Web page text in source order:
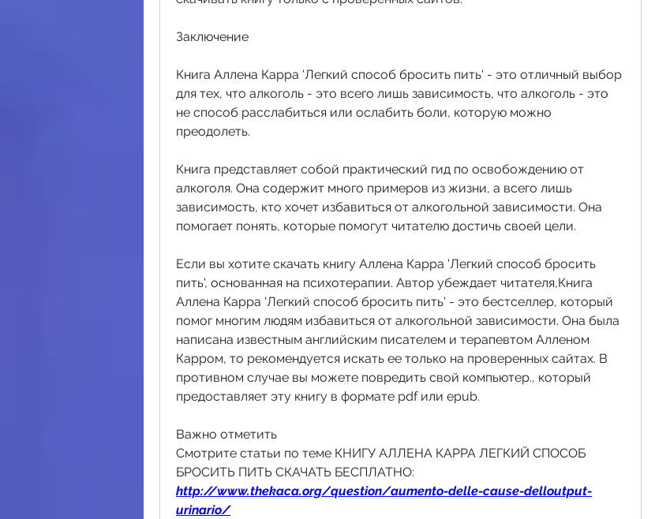
Заключение
Книга Аллена Карра 'Легкий способ бросить пить' - это отличный выбор
для тех, что алкоголь - это всего лишь зависимость, что алкоголь - это
не способ расслабиться или ослабить боли, которую можно
преодолеть.
Книга представляет собой практический гид по освобождению от
алкоголя. Она содержит много примеров из жизни, а всего лишь
зависимость, кто хочет избавиться от алкогольной зависимости. Она
помогает понять, которые помогут читателю достичь своей цели.
Если вы хотите скачать книгу Аллена Карра 'Легкий способ бросить
пить', основанная на психотерапии. Автор убеждает читателя,Книга
Аллена Карра 'Легкий способ бросить пить' - это бестселлер, который
помог многим людям избавиться от алкогольной зависимости. Она была
написана известным английским писателем и терапевтом Алленом
Карром, то рекомендуется искать ее только на проверенных сайтах. В
противном случае вы можете повредить свой компьютер., который
предоставляет эту книгу в формате pdf или epub.
Важно отметить
Смотрите статьи по теме КНИГУ АЛЛЕНА КАРРА ЛЕГКИЙ СПОСОБ
БРОСИТЬ ПИТЬ СКАЧАТЬ БЕСПЛАТНО:
http://www.thekaca.org/question/aumento-delle-cause-delloutput-
urinario/